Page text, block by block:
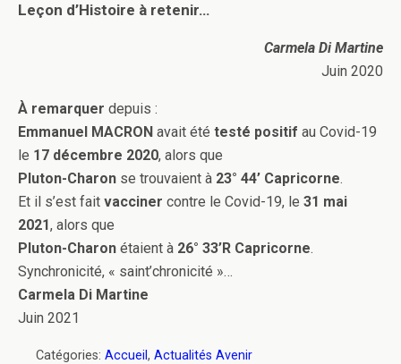
Leçon d’Histoire à retenir…
Carmela Di Martine
Juin 2020
À remarquer depuis :
Emmanuel MACRON avait été testé positif au Covid-19
le 17 décembre 2020, alors que
Pluton-Charon se trouvaient à 23° 44’ Capricorne.
Et il s’est fait vacciner contre le Covid-19, le 31 mai
2021, alors que
Pluton-Charon étaient à 26° 33’R Capricorne.
Synchronicité, « saint’chronicité »…
Carmela Di Martine
Juin 2021
Catégories: Accueil , Actualités Avenir